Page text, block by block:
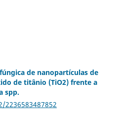
de nanopartículas de
de titânio (TiO2) frente a
spp.